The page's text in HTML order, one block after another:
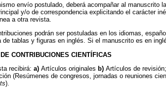
envío postulado, deberá acompañar al manuscrito la
y/o de correspondencia explicitando el carácter
a otra revista.
podrán ser postuladas en los idiomas,
de tablas y figuras en inglés. Si el manuscrito es en
CONTRIBUCIONES CIENTÍFICAS
recibirá: a) Artículos originales b) Artículos de revisión;
(Resúmenes de congresos, jornadas o reuniones
).